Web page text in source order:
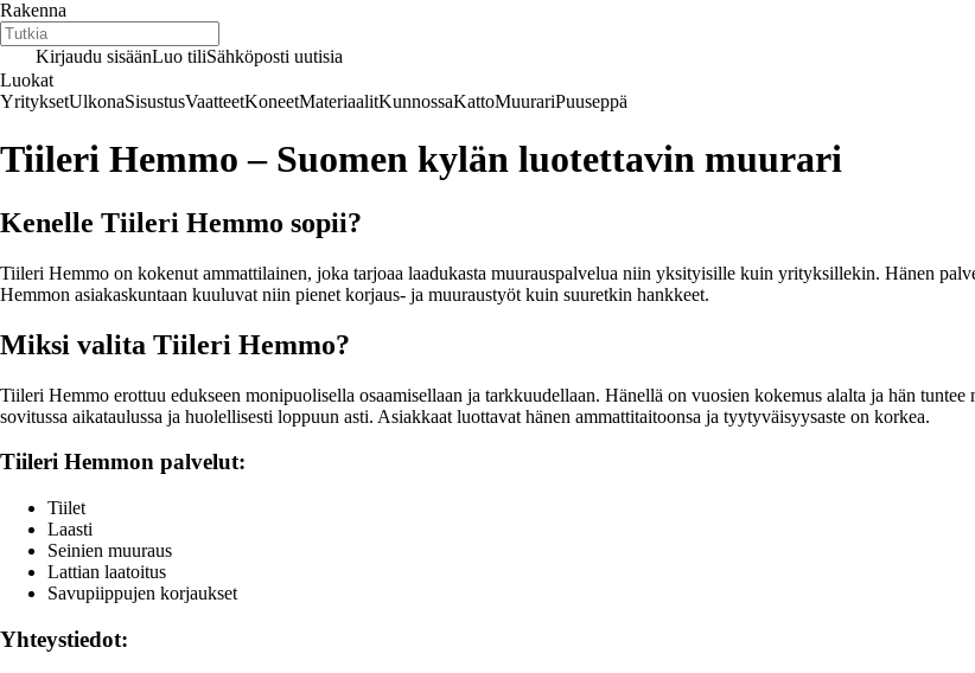
Rakenna
Kirjaudu sisäänLuo tiliSähköposti uutisia
Luokat
YrityksetUlkonaSisustusVaatteetKoneetMateriaalitKunnossaKattoMuurariPuuseppä
Tiileri Hemmo – Suomen kylän luotettavin muurari
Kenelle Tiileri Hemmo sopii?
Tiileri Hemmo on kokenut ammattilainen, joka tarjoaa laadukasta muurauspalvelua niin yksityisille kuin yrityksillekin. Hänen
Hemmon asiakaskuntaan kuuluvat niin pienet korjaus- ja muuraustyöt kuin suuretkin hankkeet.
Miksi valita Tiileri Hemmo?
Tiileri Hemmo erottuu edukseen monipuolisella osaamisellaan ja tarkkuudellaan. Hänellä on vuosien kokemus alalta ja hän
sovitussa aikataulussa ja huolellisesti loppuun asti. Asiakkaat luottavat hänen ammattitaitoonsa ja tyytyväisyysaste on korkea.
Tiileri Hemmon palvelut:
Tiilet
Laasti
Seinien muuraus
Lattian laatoitus
Savupiippujen korjaukset
Yhteystiedot: